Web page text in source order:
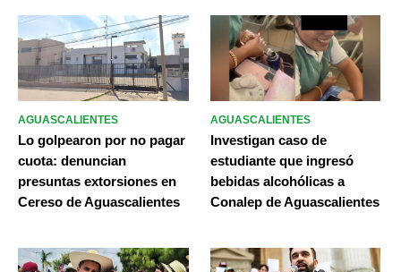
AGUASCALIENTES
Lo golpearon por no pagar
cuota: denuncian
presuntas extorsiones en
Cereso de Aguascalientes
AGUASCALIENTES
Investigan caso de
estudiante que ingresó
bebidas alcohólicas a
Conalep de Aguascalientes